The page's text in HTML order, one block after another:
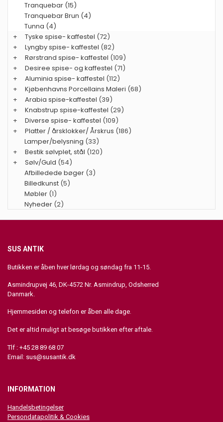
Tranquebar (15)
Tranquebar Brun (4)
Tunna (4)
+
Tyske spise- kaffestel (72)
+
Lyngby spise- kaffestel (82)
+
Rørstrand spise- kaffestel (109)
+
Desiree spise- og kaffestel (71)
+
Aluminia spise- kaffestel (112)
+
Kjøbenhavns Porcellains Maleri (68)
+
Arabia spise-kaffestel (39)
+
Knabstrup spise-kaffestel (29)
+
Diverse spise- kaffestel (109)
+
Platter / årsklokker/ Årskrus (186)
Lamper/belysning (33)
+
Bestik sølvplet, stål (120)
+
Sølv/Guld (54)
Afbilledede bøger (3)
Billedkunst (5)
Møbler (1)
Nyheder (2)
SUS ANTIK
Butikken er åben hver lørdag og søndag fra 11-15.
Asmindrupvej 46, DK-4572 Nr. Asmindrup, Odsherred
Danmark.
Hjemmesiden og telefon er åben alle dage.
Det er altid muligt at besøge butikken efter aftale.
Tlf : +45 28 89 68 07
Email: sus@susantik.dk
INFORMATION
Handelsbetingelser
Persondatapolitik & Cookies